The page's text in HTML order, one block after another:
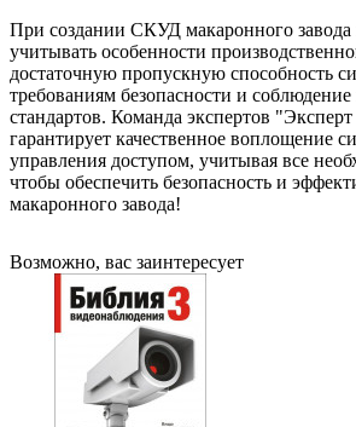
При создании СКУД макаронного завода
учитывать особенности
достаточную пропускную способность
требованиям безопасности и
стандартов. Команда экспертов
гарантирует качественное воплощение
управления доступом, учитывая все
чтобы обеспечить безопасность и
макаронного завода!
Возможно, вас заинтересует